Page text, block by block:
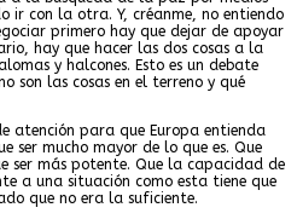
ir con la otra. Y, créanme, no entiendo
primero hay que dejar de apoyar
hay que hacer las dos cosas a la
y halcones. Esto es un debate
son las cosas en el terreno y qué
atención para que Europa entienda
ser mucho mayor de lo que es. Que
ser más potente. Que la capacidad de
a una situación como esta tiene que
que no era la suficiente.